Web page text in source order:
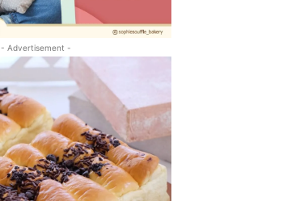
- Advertisement -